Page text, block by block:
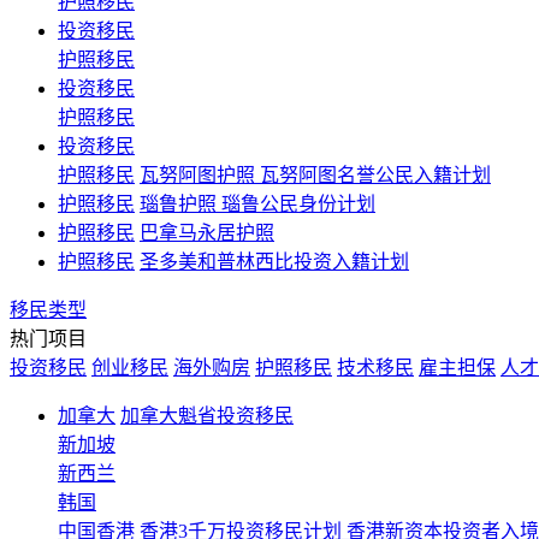
投资移民
护照移民
投资移民
护照移民
投资移民
护照移民 瓦努阿图护照 瓦努阿图名誉公民入籍计划
护照移民 瑙鲁护照 瑙鲁公民身份计划
护照移民 巴拿马永居护照
护照移民 圣多美和普林西比投资入籍计划
移民类型
热门项目
投资移民 创业移民 海外购房 护照移民 技术移民 雇主担保 人
加拿大 加拿大魁省投资移民
新加坡
新西兰
韩国
中国香港 香港3千万投资移民计划 香港新资本投资者入境